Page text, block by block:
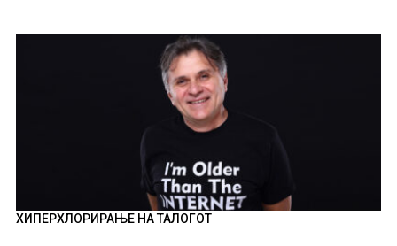
ХИПЕРХЛОРИРАЊЕ НА ТАЛОГОТ